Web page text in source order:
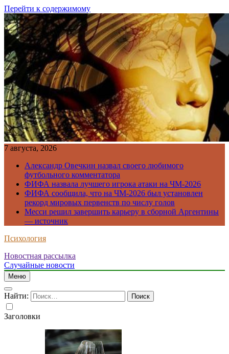
Перейти к содержимому
7 августа, 2026
Александр Овечкин назвал своего любимого
футбольного комментатора
ФИФА назвала лучшего игрока атаки на ЧМ-2026
ФИФА сообщила, что на ЧМ-2026 был установлен
рекорд мировых первенств по числу голов
Месси решил завершить карьеру в сборной Аргентины
— источник
Психология
Новостная рассылка
Случайные новости
Меню
Найти:
Заголовки